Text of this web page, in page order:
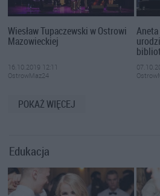
Wiesław Tupaczewski w Ostrowi
Mazowieckiej
16.10.2019 12:11
OstrowMaz24
POKAŻ WIĘCEJ
Edukacja